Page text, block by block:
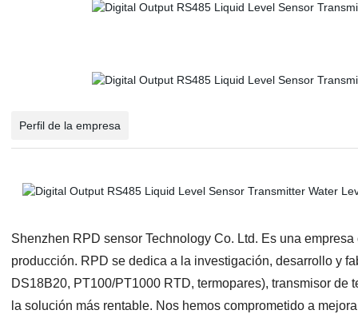
Perfil de la empresa
Shenzhen RPD sensor Technology Co. Ltd. Es una
producción. RPD se dedica a la investigación, desarrollo y
DS18B20, PT100/PT1000 RTD, termopares), transmisor
la solución más rentable. Nos hemos comprometido a